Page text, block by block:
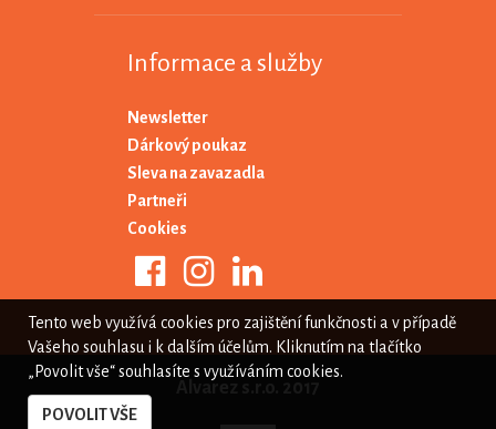
Tento web využívá cookies pro zajištění funkčnosti a v případě
Vašeho souhlasu i k dalším účelům. Kliknutím na tlačítko
„Povolit vše“ souhlasíte s využíváním cookies.
POVOLIT VŠE
Informace a služby
Newsletter
Dárkový poukaz
Sleva na zavazadla
Partneři
Cookies